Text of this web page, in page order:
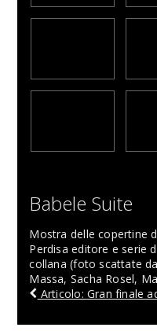
Babele Suite
Mostra delle copertine
Perdisa editore e serie
collana (foto scattate
Massa, Sacha Rosel,
Articolo: Gran finale